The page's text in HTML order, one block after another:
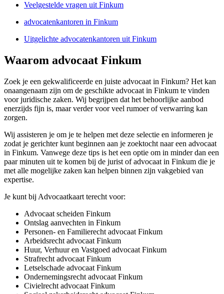
Veelgestelde vragen uit Finkum
advocatenkantoren in Finkum
Uitgelichte advocatenkantoren uit Finkum
Waarom advocaat Finkum
Zoek je een gekwalificeerde en juiste advocaat in Finkum? Het kan
onaangenaam zijn om de geschikte advocaat in Finkum te vinden
voor juridische zaken. Wij begrijpen dat het behoorlijke aanbod
enerzijds fijn is, maar verder voor veel rumoer of verwarring kan
zorgen.
Wij assisteren je om je te helpen met deze selectie en informeren je
zodat je gerichter kunt beginnen aan je zoektocht naar een advocaat
in Finkum. Vanwege deze tips is het een optie om in minder dan een
paar minuten uit te komen bij de jurist of advocaat in Finkum die je
met alle mogelijke zaken kan helpen binnen zijn vakgebied van
expertise.
Je kunt bij Advocaatkaart terecht voor:
Advocaat scheiden Finkum
Ontslag aanvechten in Finkum
Personen- en Familierecht advocaat Finkum
Arbeidsrecht advocaat Finkum
Huur, Verhuur en Vastgoed advocaat Finkum
Strafrecht advocaat Finkum
Letselschade advocaat Finkum
Ondernemingsrecht advocaat Finkum
Civielrecht advocaat Finkum